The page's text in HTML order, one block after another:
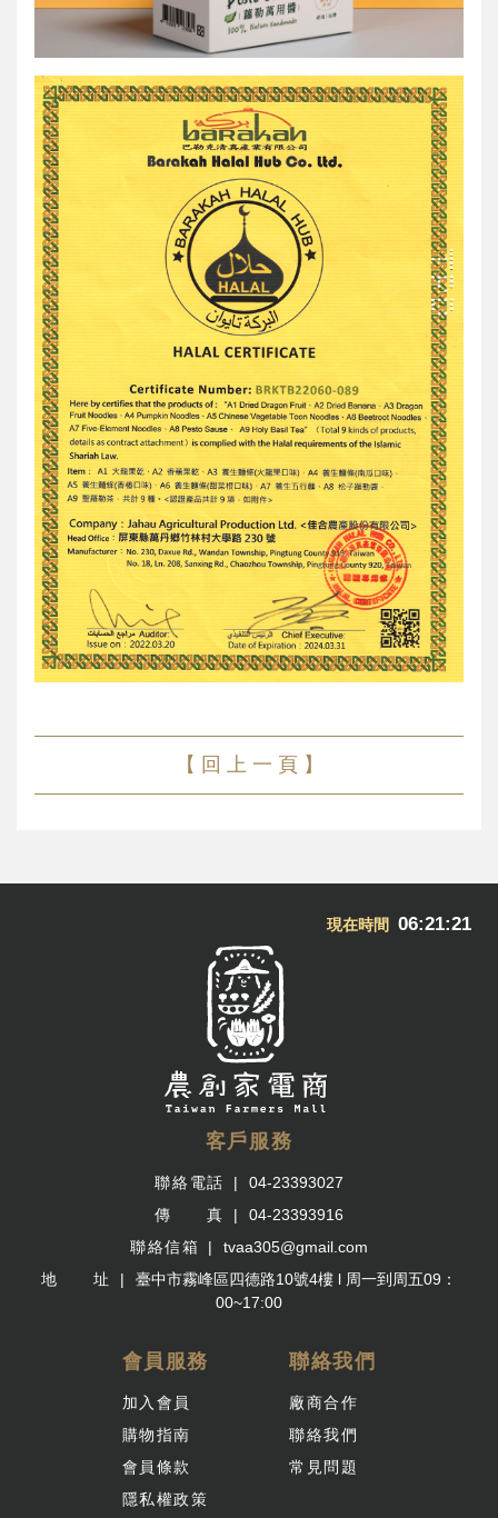
【 回 上 一 頁 】
現在時間 06:21:22
客戶服務
聯絡電話
04-23393027
傳 真
04-23393916
聯絡信箱
tvaa305@gmail.com
地 址
臺中市霧峰區四德路10號4樓 l 周一到周五09：
00~17:00
會員服務
加入會員
購物指南
會員條款
隱私權政策
聯絡我們
廠商合作
聯絡我們
常見問題